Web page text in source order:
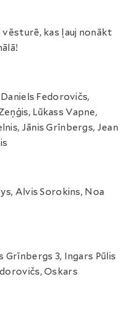
vēsturē, kas ļauj nonākt
Fedorovičs,
Lūkass Vapne,
Jānis Grīnbergs, Jean
Alvis Sorokins, Noa
Grīnbergs 3, Ingars Pūlis
Oskars